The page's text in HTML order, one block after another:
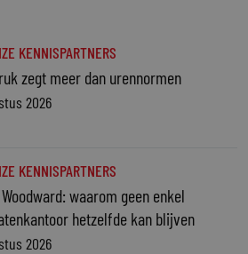
KENNISPARTNERS
zegt meer dan urennormen
2026
KENNISPARTNERS
waarom geen enkel
hetzelfde kan blijven
2026